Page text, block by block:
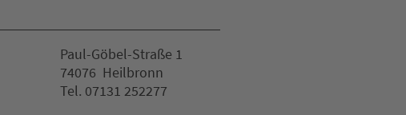
Paul-Göbel-Straße 1
74076 Heilbronn
Tel. 07131 252277